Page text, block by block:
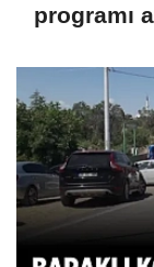
programı